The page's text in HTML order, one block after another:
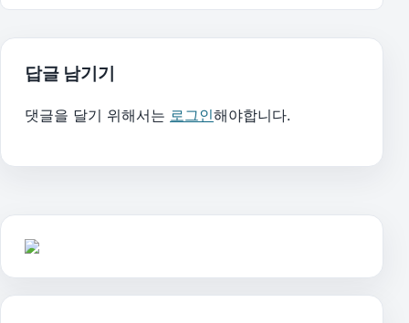
답글 남기기
댓글을 달기 위해서는 로그인해야합니다.